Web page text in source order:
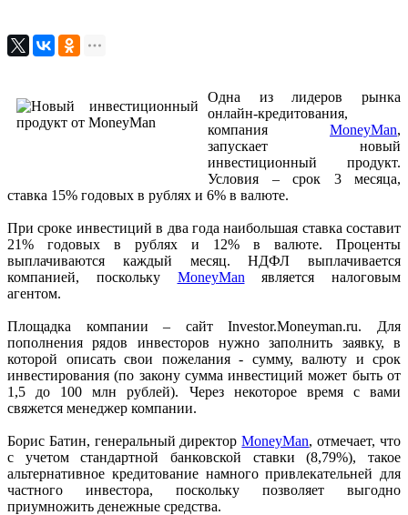
Одна из лидеров рынка
онлайн-кредитования,
компания MoneyMan,
запускает новый
инвестиционный продукт.
Условия – срок 3 месяца,
ставка 15% годовых в рублях и 6% в валюте.
При сроке инвестиций в два года наибольшая ставка составит
21% годовых в рублях и 12% в валюте. Проценты
выплачиваются каждый месяц. НДФЛ выплачивается
компанией, поскольку MoneyMan является налоговым
агентом.
Площадка компании – сайт Investor.Moneyman.ru. Для
пополнения рядов инвесторов нужно заполнить заявку, в
которой описать свои пожелания - сумму, валюту и срок
инвестирования (по закону сумма инвестиций может быть от
1,5 до 100 млн рублей). Через некоторое время с вами
свяжется менеджер компании.
Борис Батин, генеральный директорMoneyMan, отмечает, что
с учетом стандартной банковской ставки (8,79%), такое
альтернативное кредитование намного привлекательней для
частного инвестора, поскольку позволяет выгодно
приумножить денежные средства.